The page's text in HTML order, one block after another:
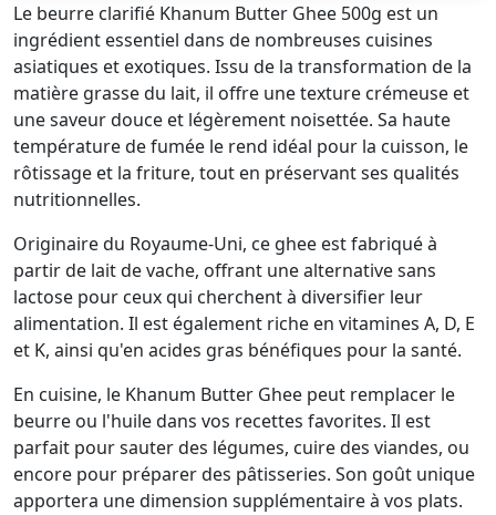
Le beurre clarifié Khanum Butter Ghee 500g est un
ingrédient essentiel dans de nombreuses cuisines
asiatiques et exotiques. Issu de la transformation de la
matière grasse du lait, il offre une texture crémeuse et
une saveur douce et légèrement noisettée. Sa haute
température de fumée le rend idéal pour la cuisson, le
rôtissage et la friture, tout en préservant ses qualités
nutritionnelles.
Originaire du Royaume-Uni, ce ghee est fabriqué à
partir de lait de vache, offrant une alternative sans
lactose pour ceux qui cherchent à diversifier leur
alimentation. Il est également riche en vitamines A, D, E
et K, ainsi qu'en acides gras bénéfiques pour la santé.
En cuisine, le Khanum Butter Ghee peut remplacer le
beurre ou l'huile dans vos recettes favorites. Il est
parfait pour sauter des légumes, cuire des viandes, ou
encore pour préparer des pâtisseries. Son goût unique
apportera une dimension supplémentaire à vos plats.